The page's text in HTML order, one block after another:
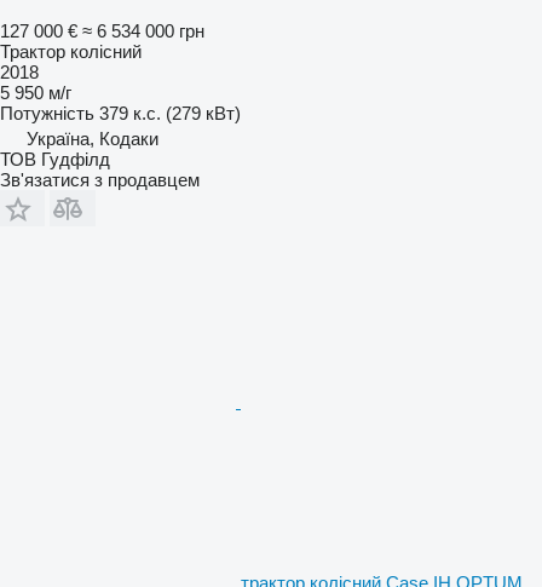
127 000 € ≈ 6 534 000 грн
Трактор колісний
2018
5 950 м/г
Потужність 379 к.с. (279 кВт)
Україна, Кодаки
ТОВ Гудфілд
Зв'язатися з продавцем
трактор колісний Case IH OPTUM